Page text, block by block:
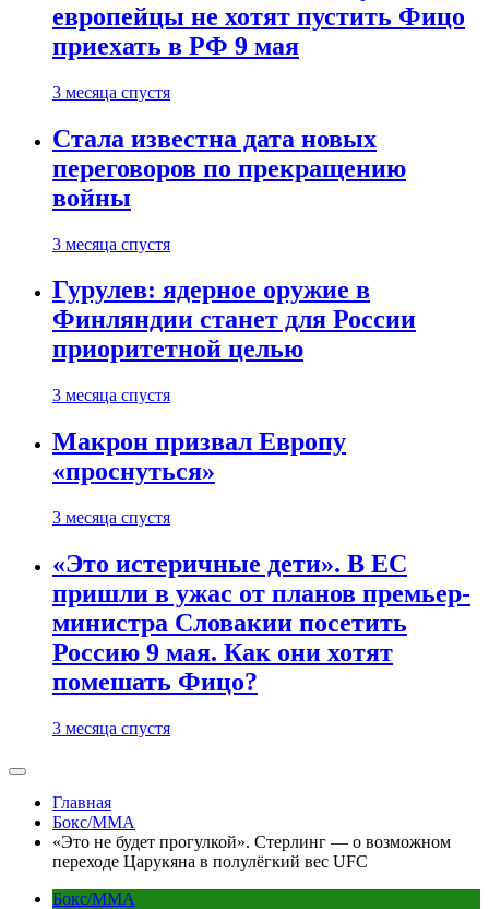
европейцы не хотят пустить Фицо
приехать в РФ 9 мая
3 месяца спустя
Стала известна дата новых
переговоров по прекращению
войны
3 месяца спустя
Гурулев: ядерное оружие в
Финляндии станет для России
приоритетной целью
3 месяца спустя
Макрон призвал Европу
«проснуться»
3 месяца спустя
«Это истеричные дети». В ЕС
пришли в ужас от планов премьер-
министра Словакии посетить
Россию 9 мая. Как они хотят
помешать Фицо?
3 месяца спустя
Главная
Бокс/MMA
«Это не будет прогулкой». Стерлинг — о возможном
переходе Царукяна в полулёгкий вес UFC
Бокс/MMA